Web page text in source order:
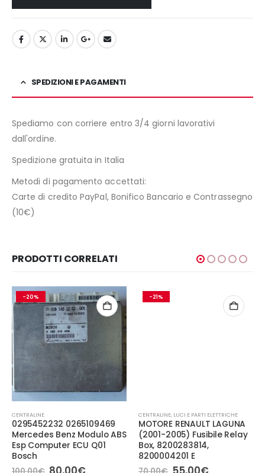
SPEDIZIONI E PAGAMENTI
Spediamo con corriere entro 3/4 giorni lavorativi
dall'ordine.
Spedizione gratuita in Italia
Metodi di pagamento accettati:
Carte di credito PayPal, Bonifico Bancario e Contrassegno
(10€)
PRODOTTI CORRELATI
-20%
CENTRALINE
0295452232 0265109469
Mercedes Benz Modulo ABS
Esp Computer ECU Q01
Bosch
Il Il
-21%
CENTRALINE, LUCI E PARTI ELETTRICHE
MOTORE RENAULT LAGUNA
(2001-2005) Fusibile Relay
Box, 8200283814,
8200004201 E
Il Il